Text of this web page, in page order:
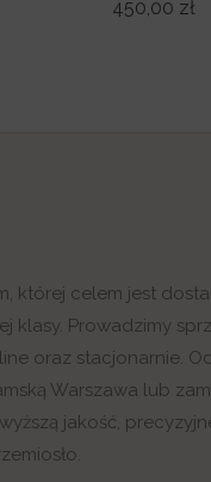
450,00 zł
której celem jest
klasy. Prowadzimy
oraz stacjonarnie.
Warszawa lub
jakość,